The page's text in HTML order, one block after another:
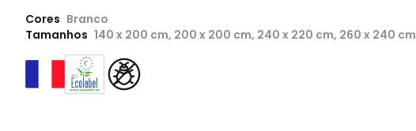
Cores Branco
Tamanhos 140 x 200 cm, 200 x 200 cm, 240 x 220 cm, 260 x 240 cm